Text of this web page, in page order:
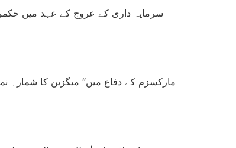
سرمایہ داری کے عروج کے عہد میں